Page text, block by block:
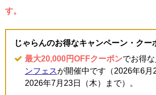
す。
じゃらんのお得なキャンペーン・クー
最大20,000円OFFクーポンでお得な
ンフェスが開催中です（2026年6月
2026年7月23日（木）まで）。